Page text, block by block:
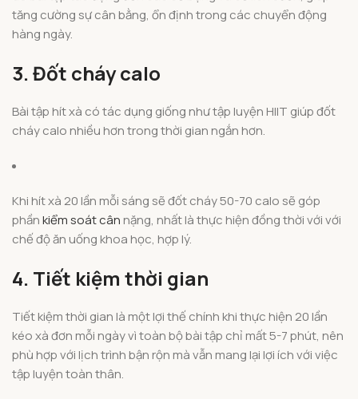
tăng cường sự cân bằng, ổn định trong các chuyển động
hàng ngày.
3. Đốt cháy calo
Bài tập hít xà có tác dụng giống như tập luyện HIIT giúp đốt
cháy calo nhiều hơn trong thời gian ngắn hơn.
Khi hít xà 20 lần mỗi sáng sẽ đốt cháy 50-70 calo sẽ góp
phầnkiểm soát cân nặng, nhất là thực hiện đồng thời với với
chế độ ăn uống khoa học, hợp lý.
4. Tiết kiệm thời gian
Tiết kiệm thời gian là một lợi thế chính khi thực hiện 20 lần
kéo xà đơn mỗi ngày vì toàn bộ bài tập chỉ mất 5-7 phút, nên
phù hợp với lịch trình bận rộn mà vẫn mang lại lợi ích với việc
tập luyện toàn thân.